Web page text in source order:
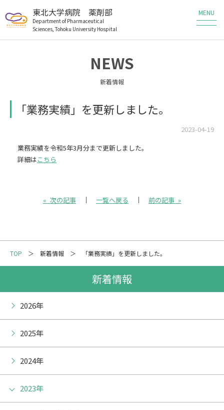
東北大学病院 薬剤部
Department of Pharmaceutical
Sciences, Tohoku University Hospital
メンバー
患者さんへ
職員・研修生募集
情報の取扱いについて
TOP 新着情報 「業務実績」を更新しました。
新着情報
2026年
2025年
2024年
2023年
NEWS
新着情報
「業務実績」を更新しました。
2023-04-19
業務実績を令和5年3月分まで更新しました。
詳細はこちら
« 次の記事 一覧へ戻る 前の記事 »